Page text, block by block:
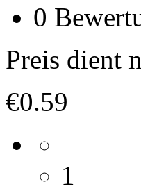
0
Preis dient
€0.59
1